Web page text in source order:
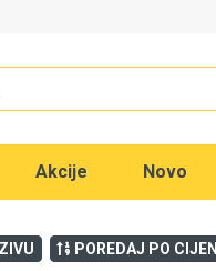
Akcije Novo
POREDAJ PO CIJENI